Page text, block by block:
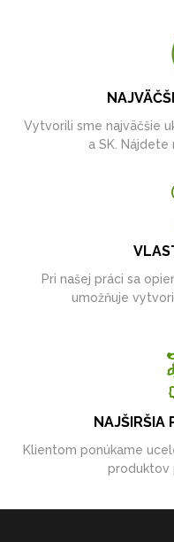
Vytvorili sme najväčšie
a SK. Nájdete
Pri našej práci sa
umožňuje
NAJŠIRŠIA
Klientom ponúkame
produktov